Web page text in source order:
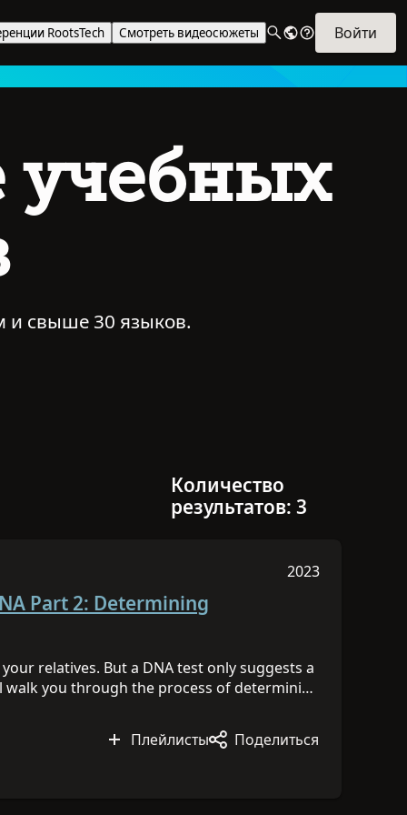
RootsTech Смотреть видеосюжеты Войти
учебных
и свыше 30 языков.
Количество
результатов: 3
2023
Part 2: Determining
relatives. But a DNA test only suggests a
walk you through the process of determining
Day 2023 content
to learn more!
Плейлисты Поделиться